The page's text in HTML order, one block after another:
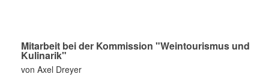
Mitarbeit bei der Kommission "Weintourismus und
Kulinarik"
von Axel Dreyer